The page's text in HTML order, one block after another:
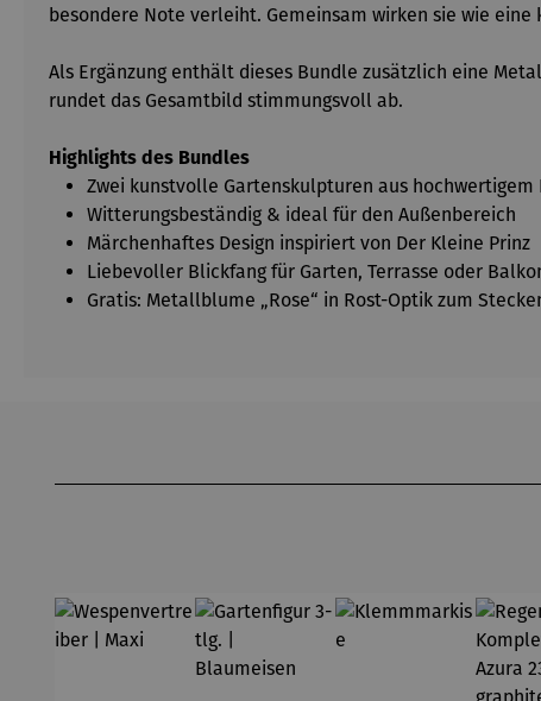
besondere Note verleiht. Gemeinsam wirken sie wie
Als Ergänzung enthält dieses Bundle zusätzlich eine
rundet das Gesamtbild stimmungsvoll ab.
Highlights des Bundles
Zwei kunstvolle Gartenskulpturen aus hochwertigem
Witterungsbeständig & ideal für den Außenbereich
Märchenhaftes Design inspiriert von Der Kleine Prinz
Liebevoller Blickfang für Garten, Terrasse oder
Gratis: Metallblume „Rose“ in Rost-Optik zum